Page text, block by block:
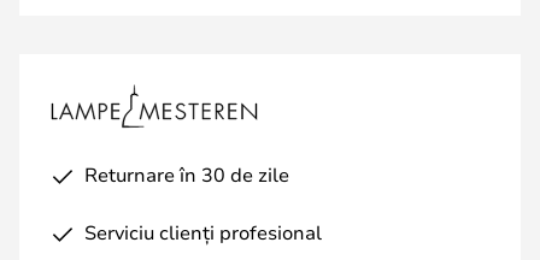
Returnare în 30 de zile
Serviciu clienți profesional